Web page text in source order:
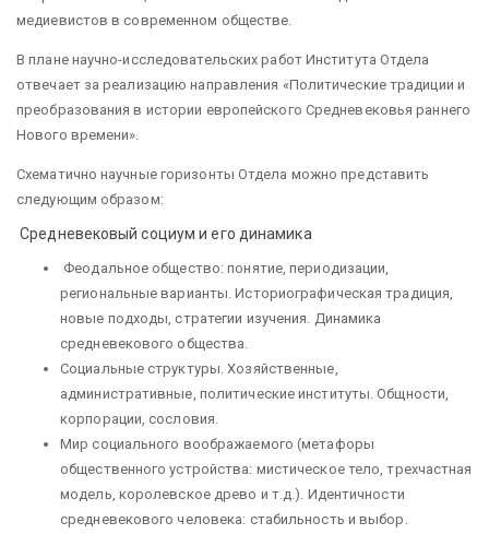
медиевистов в современном обществе.
В плане научно-исследовательских работ Института Отдела
отвечает за реализацию направления «Политические традиции и
преобразования в истории европейского Средневековья раннего
Нового времени».
Схематично научные горизонты Отдела можно представить
следующим образом:
Средневековый социум и его динамика
Феодальное общество: понятие, периодизации,
региональные варианты. Историографическая традиция,
новые подходы, стратегии изучения. Динамика
средневекового общества.
Социальные структуры. Хозяйственные,
административные, политические институты. Общности,
корпорации, сословия.
Мир социального воображаемого (метафоры
общественного устройства: мистическое тело, трехчастная
модель, королевское древо и т.д.). Идентичности
средневекового человека: стабильность и выбор.